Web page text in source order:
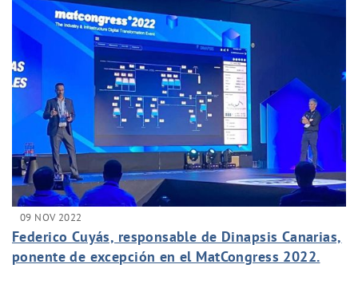
09 NOV 2022
Federico Cuyás, responsable de Dinapsis Canarias,
ponente de excepción en el MatCongress 2022.